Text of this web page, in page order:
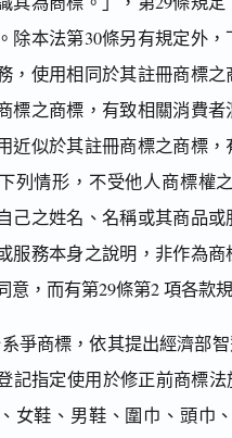
除本法第30條另有規定外
，使用相同於其註冊商標
標之商標，有致相關消費
近似於其註冊商標之商標
列情形，不受他人商標權
己之姓名、名稱或其商品
服務本身之說明，非作為
意，而有第29條第2 項各款
爭商標，依其提出經濟部
記指定使用於修正前商標
女鞋、男鞋、圍巾、頭巾